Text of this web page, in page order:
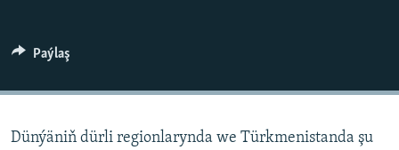
Paýlaş
Dünýäniň dürli regionlarynda we Türkmenistanda şu